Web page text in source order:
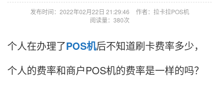
发布时间：2022年02月22日 21:29:46
作者：拉卡拉POS机
阅读量：380次
个人在办理了POS机后不知道刷卡费率多少，
个人的费率和商户POS机的费率是一样的吗？